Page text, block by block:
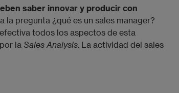
saber innovar y producir con
la pregunta ¿qué es un sales manager?
todos los aspectos de esta
la Sales Analysis. La actividad del sales